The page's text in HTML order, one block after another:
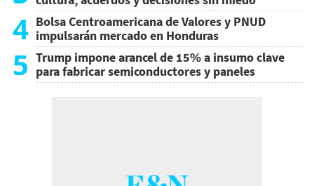
4 Bolsa Centroamericana de Valores y PNUD
impulsarán mercado en Honduras
5 Trump impone arancel de 15% a insumo clave
para fabricar semiconductores y paneles